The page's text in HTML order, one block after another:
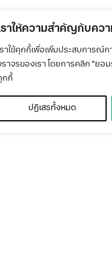
ราให้ความสำคัญกับค
ราใช้คุกกี้เพื่อเพิ่มประสบการณ์
ราจรของเรา โดยการคลิก "ยอ
กกี้
ปฏิเสธทั้งหมด